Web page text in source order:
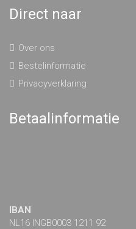
Direct naar
Over ons
Bestelinformatie
Privacyverklaring
Betaalinformatie
IBAN
NL16 INGB0003 1211 92